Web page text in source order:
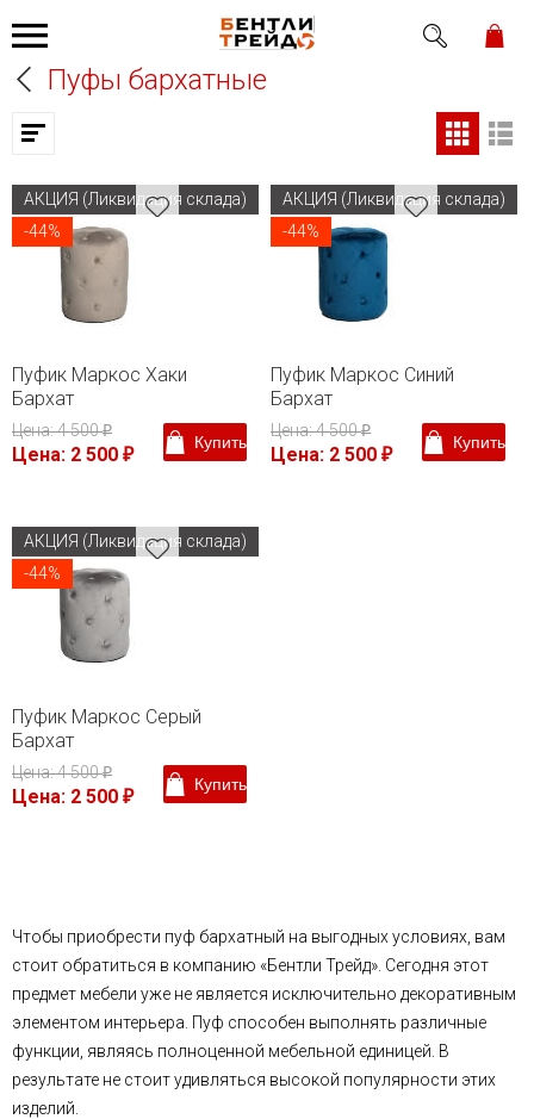
Пуфы бархатные
АКЦИЯ (Ликвидация склада)
-44%
Пуфик Маркос Хаки
Бархат
Цена: 4 500₽
Цена: 2 500 ₽
Купить
АКЦИЯ (Ликвидация склада)
-44%
Пуфик Маркос Синий
Бархат
Цена: 4 500₽
Цена: 2 500₽
Купить
АКЦИЯ (Ликвидация склада)
-44%
Пуфик Маркос Серый
Бархат
Цена: 4 500₽
Цена: 2 500 ₽
Купить
Чтобы приобрести пуф бархатный на выгодных условиях, вам
стоит обратиться в компанию «Бентли Трейд». Сегодня этот
предмет мебели уже не является исключительно декоративным
элементом интерьера. Пуф способен выполнять различные
функции, являясь полноценной мебельной единицей. В
результате не стоит удивляться высокой популярности этих
изделий.